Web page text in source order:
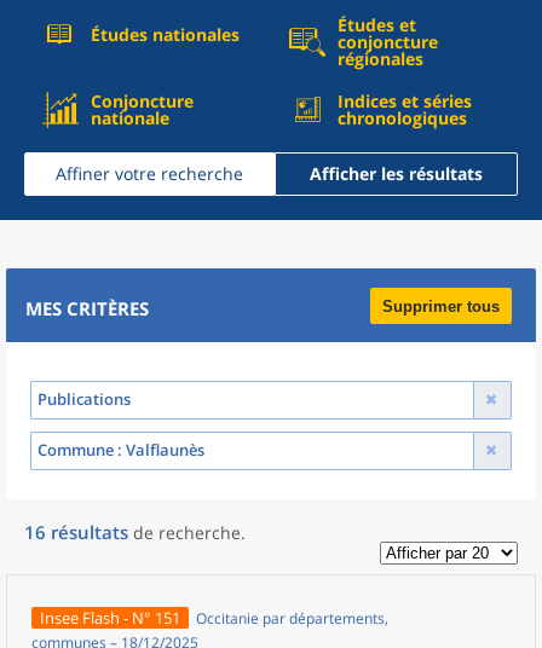
Études nationales Études et
conjoncture
régionales
Conjoncture
nationale
Indices et séries
chronologiques
Affiner votre recherche Afficher les résultats
MES CRITÈRES Supprimer tous
Publications
Commune : Valflaunès
16 résultats de recherche.
Insee Flash - N° 151
Occitanie par départements,
communes – 18/12/2025